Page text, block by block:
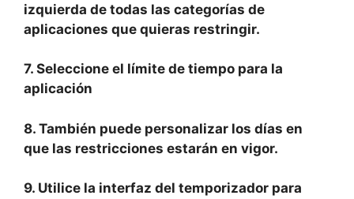
izquierda de todas las categorías de
aplicaciones que quieras restringir.
7. Seleccione el límite de tiempo para la
aplicación
8. También puede personalizar los días en
que las restricciones estarán en vigor.
9. Utilice la interfaz del temporizador para